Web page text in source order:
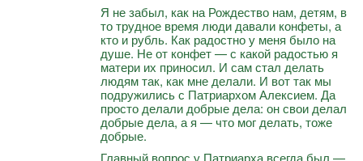
Я не забыл, как на Рождество нам, детям, в
то трудное время люди давали конфеты, а
кто и рубль. Как радостно у меня было на
душе. Не от конфет — с какой радостью я
матери их приносил. И сам стал делать
людям так, как мне делали. И вот так мы
подружились с Патриархом Алексием. Да
просто делали добрые дела: он свои делал
добрые дела, а я — что мог делать, тоже
добрые.